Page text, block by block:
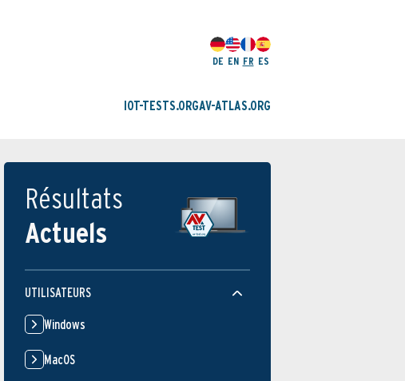
DE EN FR ES
IOT-TESTS.ORGAV-ATLAS.ORG
Résultats
Actuels
UTILISATEURS
Windows
MacOS